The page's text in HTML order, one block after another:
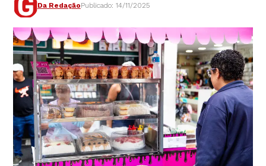
Da RedaçãoPublicado: 14/11/2025